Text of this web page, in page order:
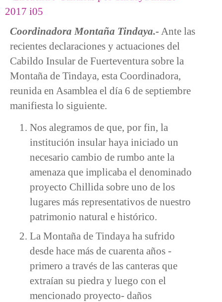
Coordinadora Montaña Tindaya.- Ante las
recientes declaraciones y actuaciones del
Cabildo Insular de Fuerteventura sobre la
Montaña de Tindaya, esta Coordinadora,
reunida en Asamblea el día 6 de septiembre
manifiesta lo siguiente.
Nos alegramos de que, por fin, la
institución insular haya iniciado un
necesario cambio de rumbo ante la
amenaza que implicaba el denominado
proyecto Chillida sobre uno de los
lugares más representativos de nuestro
patrimonio natural e histórico.
La Montaña de Tindaya ha sufrido
desde hace más de cuarenta años -
primero a través de las canteras que
extraían su piedra y luego con el
mencionado proyecto- daños